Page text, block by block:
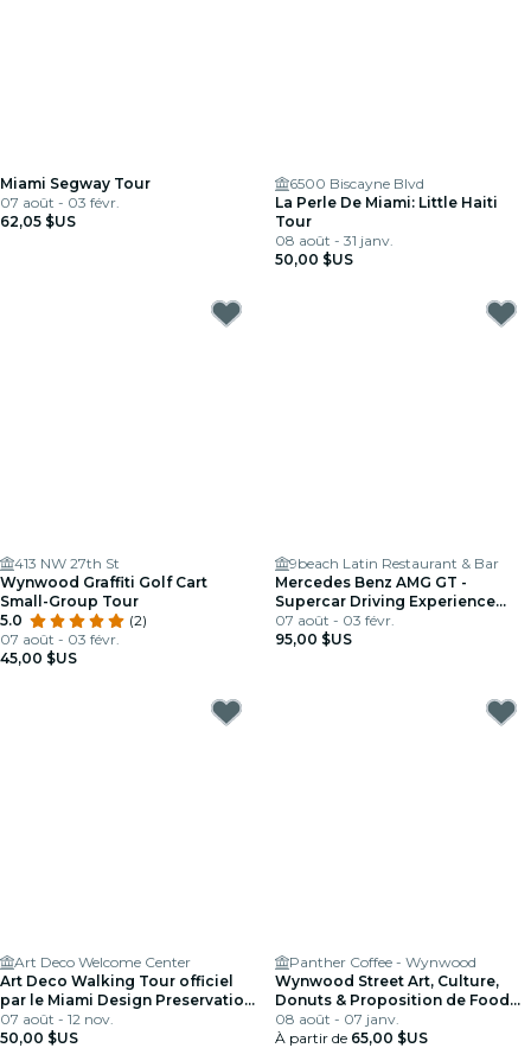
Miami Segway Tour
07 août - 03 févr.
62,05 $US
6500 Biscayne Blvd
La Perle De Miami: Little Haiti
Tour
08 août - 31 janv.
50,00 $US
413 NW 27th St
Wynwood Graffiti Golf Cart
Small-Group Tour
5.0
(2)
07 août - 03 févr.
45,00 $US
9beach Latin Restaurant & Bar
Mercedes Benz AMG GT -
Supercar Driving Experience
Tour à Miami, FL
07 août - 03 févr.
95,00 $US
Art Deco Welcome Center
Art Deco Walking Tour officiel
par le Miami Design Preservation
League
07 août - 12 nov.
50,00 $US
Panther Coffee - Wynwood
Wynwood Street Art, Culture,
Donuts & Proposition de Food
Tour
08 août - 07 janv.
À partir de 65,00 $US